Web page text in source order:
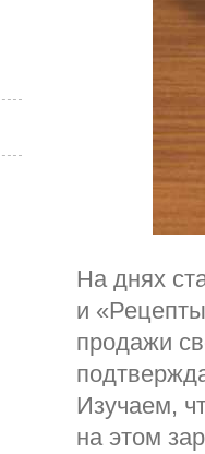
На днях
и
продажи
Изучаем,
на этом